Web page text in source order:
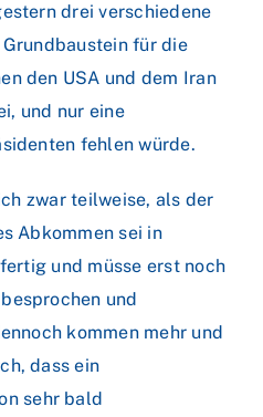
drei verschiedene
für die
den USA und dem Iran
und nur eine
fehlen würde.
zwar teilweise, als der
Abkommen sei in
und müsse erst noch
und
kommen mehr und
dass ein
sehr bald